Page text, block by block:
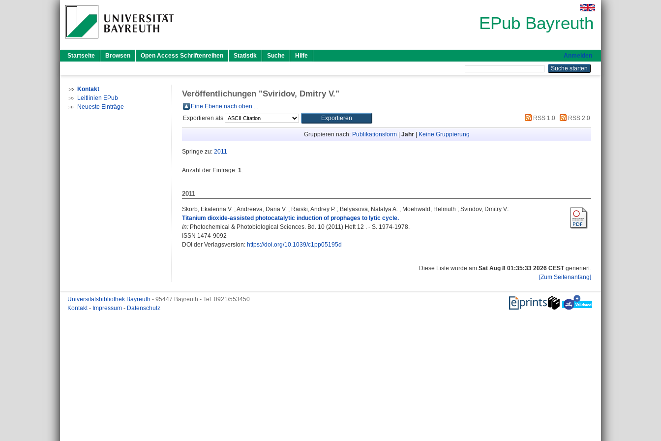
EPub Bayreuth
Startseite Browsen Open Access Schriftenreihen Statistik Suche Hilfe Anmelden
Kontakt
Leitlinien EPub
Neueste Einträge
Veröffentlichungen "Sviridov, Dmitry V."
Eine Ebene nach oben ...
Exportieren als
RSS 1.0 RSS 2.0
Gruppieren nach: Publikationsform| Jahr| Keine Gruppierung
Springe zu: 2011
Anzahl der Einträge: 1.
2011
Skorb, Ekaterina V. ;Andreeva, Daria V. ; Raiski, Andrey P. ; Belyasova, Natalya A. ; Moehwald, Helmuth ; Sviridov, Dmitry V.:
Titanium dioxide-assisted photocatalytic induction of prophages to lytic cycle.
In: Photochemical & Photobiological Sciences. Bd. 10 (2011) Heft 12 . - S. 1974-1978.
ISSN 1474-9092
DOI der Verlagsversion: https://doi.org/10.1039/c1pp05195d
Diese Liste wurde am Sat Aug 8 01:35:33 2026 CESTgeneriert.
[Zum Seitenanfang]
Universitätsbibliothek Bayreuth - 95447 Bayreuth - Tel. 0921/553450
Kontakt- Impressum - Datenschutz